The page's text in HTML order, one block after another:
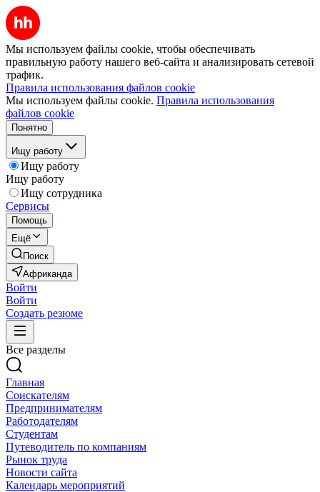
Мы используем файлы cookie, чтобы обеспечивать
правильную работу нашего веб-сайта и анализировать сетевой
трафик.
Правила использования файлов cookie
Мы используем файлы cookie. Правила использования
файлов cookie
Понятно
Ищу работу
Ищу работу
Ищу работу
Ищу сотрудника
Сервисы
Помощь
Ещё
Поиск
Африканда
Войти
Войти
Создать резюме
Все разделы
Главная
Соискателям
Предпринимателям
Работодателям
Студентам
Путеводитель по компаниям
Рынок труда
Новости сайта
Календарь мероприятий